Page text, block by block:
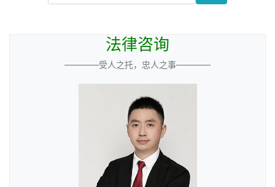
法律咨询
————受人之托，忠人之事————